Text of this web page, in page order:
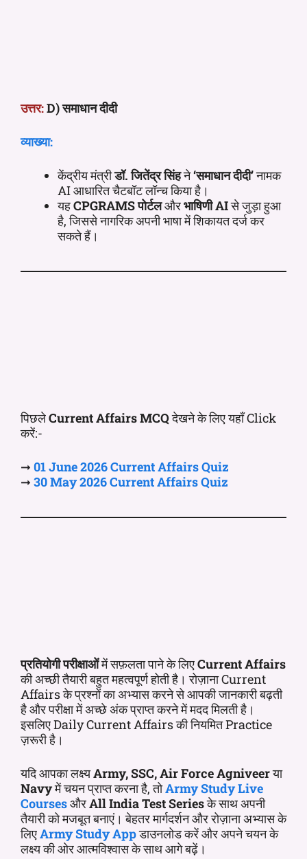
उत्तर:D) समाधान दीदी
व्याख्या:
केंद्रीय मंत्रीडॉ. जितेंद्र सिंहने‘समाधान दीदी’नामक
AI आधारित चैटबॉट लॉन्च किया है।
यहCPGRAMS पोर्टलऔरभाषिणी AIसे जुड़ा हुआ
है, जिससे नागरिक अपनी भाषा में शिकायत दर्ज कर
सकते हैं।
पिछलेCurrent Affairs MCQदेखने के लिए यहाँ Click
करें:-
➞ 01 June2026 CurrentAffairsQuiz
➞ 30 May2026 CurrentAffairsQuiz
प्रतियोगी परीक्षाओंमें सफ़लता पाने के लिएCurrent Affairs
की अच्छी तैयारी बहुत महत्वपूर्ण होती है। रोज़ाना Current
Affairs के प्रश्नों का अभ्यास करने से आपकी जानकारी बढ़ती
है और परीक्षा में अच्छे अंक प्राप्त करने में मदद मिलती है।
इसलिए Daily Current Affairs की नियमित Practice
ज़रूरी है।
यदि आपका लक्ष्यArmy, SSC, Air Force Agniveerया
Navyमें चयन प्राप्त करना है, तोArmy Study Live
CoursesऔरAll India Test Seriesके साथ अपनी
तैयारी को मजबूत बनाएं। बेहतर मार्गदर्शन और रोज़ाना अभ्यास के
लिएArmy Study Appडाउनलोड करें और अपने चयन के
लक्ष्य की ओर आत्मविश्वास के साथ आगे बढ़ें।